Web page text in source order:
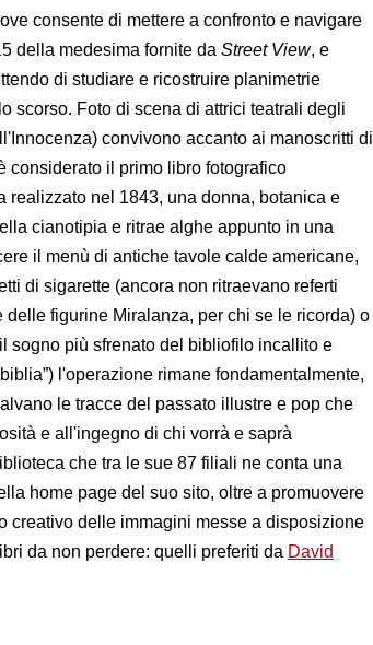
consente di mettere a confronto e navigare
della medesima fornite da Street View, e
di studiare e ricostruire planimetrie
scorso. Foto di scena di attrici teatrali degli
convivono accanto ai manoscritti di
considerato il primo libro fotografico
realizzato nel 1843, una donna, botanica e
cianotipia e ritrae alghe appunto in una
il menù di antiche tavole calde americane,
di sigarette (ancora non ritraevano referti
figurine Miralanza, per chi se le ricorda) o
sogno più sfrenato del bibliofilo incallito e
l'operazione rimane fondamentalmente,
le tracce del passato illustre e pop che
e all'ingegno di chi vorrà e saprà
che tra le sue 87 filiali ne conta una
home page del suo sito, oltre a promuovere
creativo delle immagini messe a disposizione
da non perdere: quelli preferiti da David